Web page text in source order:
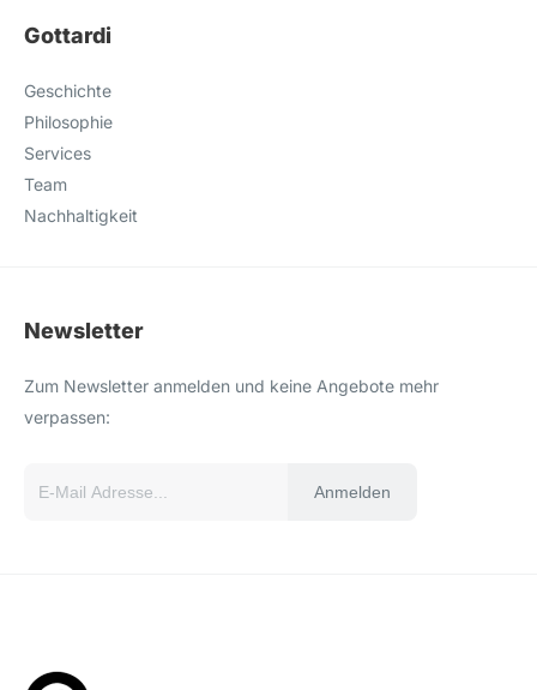
Gottardi
Geschichte
Philosophie
Services
Team
Nachhaltigkeit
Newsletter
Zum Newsletter anmelden und keine Angebote mehr
verpassen:
Anmelden